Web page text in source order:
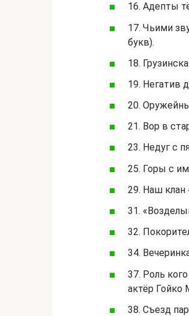
16. Адепты
17. Чьими
букв).
18.
19. Негатив
20.
21. Вор в
23. Недуг с
25. Горы с
29. Наш клан
31.
32.
34.
37. Роль
актёр Гойко
38. Съезд